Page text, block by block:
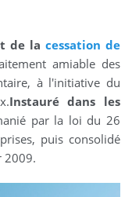
de la cessation de
amiable des
à l'initiative du
Instauré dans les
par la loi du 26
puis consolidé
2009.